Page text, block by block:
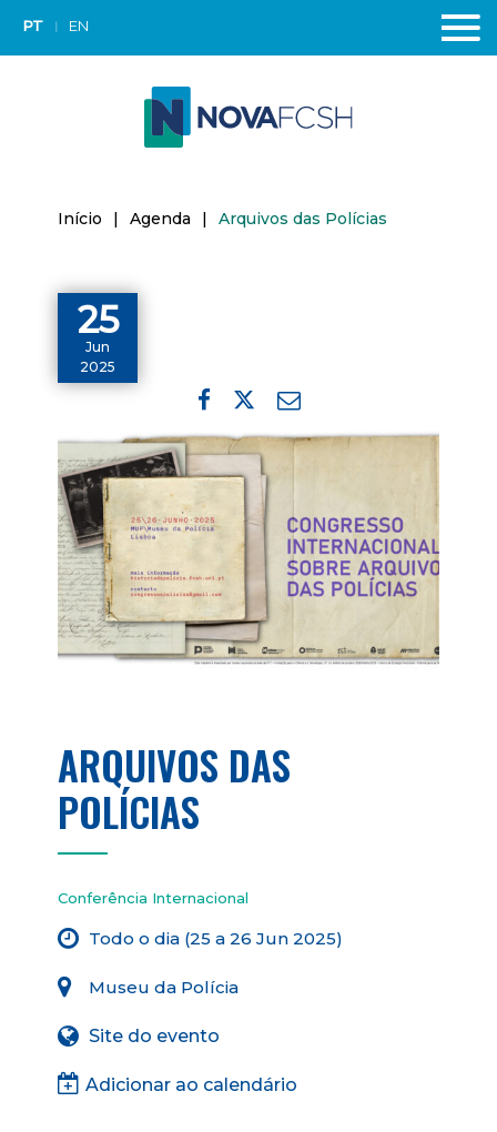
PT EN
Início | Agenda | Arquivos das Polícias
25
Jun
2025
ARQUIVOS DAS
POLÍCIAS
Conferência Internacional
Todo o dia (25 a 26 Jun 2025)
Museu da Polícia
Site do evento
Adicionar ao calendário